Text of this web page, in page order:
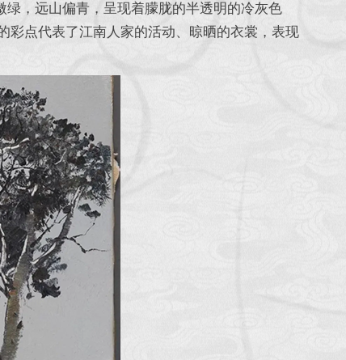
，远山偏青，呈现着朦胧的半透明的冷灰色
彩点代表了江南人家的活动、晾晒的衣裳，表现